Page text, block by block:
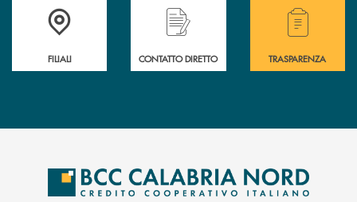
Trova la filiale più vicina a te
FILIALI
Hai bisogno di assistenza immediata ?
CONTATTO DIRETTO
Hai bisogno di
TRASPARENZA